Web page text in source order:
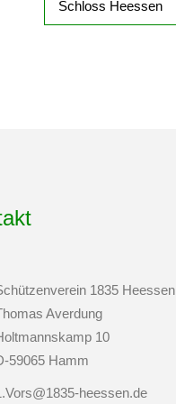
Schloss Heessen
1835 Heessen
Averdung
10
59065 Hamm
heessen.de